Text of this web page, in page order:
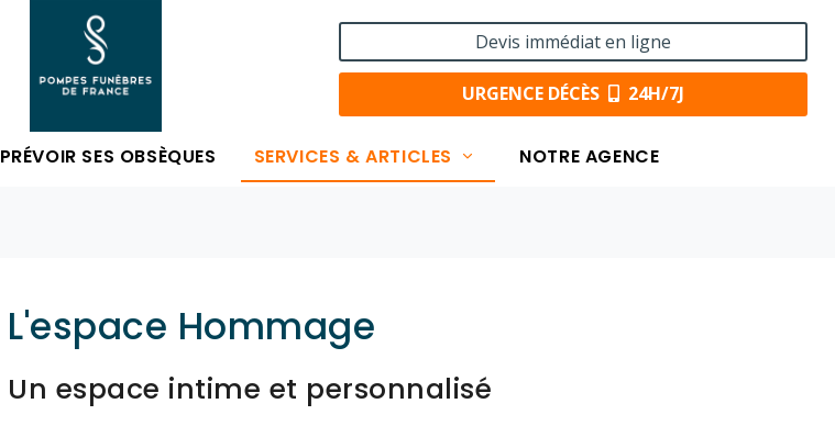
Devis immédiat en ligne
URGENCE DÉCÈS 24H/7J
PRÉVOIR SES OBSÈQUES SERVICES & ARTICLES NOTRE AGENCE
L'espace Hommage
Un espace intime et personnalisé